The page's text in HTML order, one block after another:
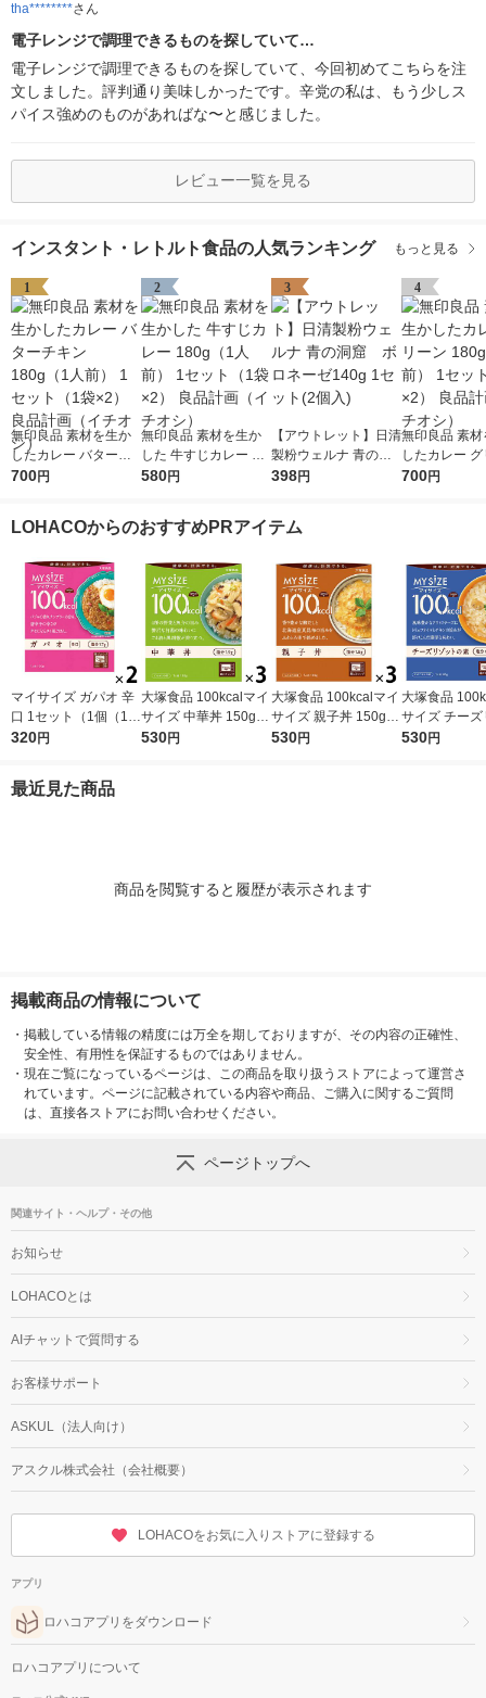
tha********さん
電子レンジで調理できるものを探していて…
電子レンジで調理できるものを探していて、今回初めてこちらを注
文しました。評判通り美味しかったです。辛党の私は、もう少しス
パイス強めのものがあればな〜と感じました。
レビュー一覧を見る
インスタント・レトルト食品の人気ランキング もっと見る
1
無印良品 素材を生か
したカレー バターチ
キン 180g（1人前） 1
700円
2
無印良品 素材を生か
した 牛すじカレー 18
0g（1人前） 1セット
580円
3
【アウトレット】日清
製粉ウェルナ 青の洞
窟 ボロネーゼ140g
398円
4
無印良品 素材
したカレー
180g（1人前
700円
LOHACOからのおすすめPRアイテム
マイサイズ ガパオ 辛
口 1セット（1個（10
0g）×2） 100kcal
320円
大塚食品 100kcalマイ
サイズ 中華丼 150g 3
個 カロリーコントロ
530円
大塚食品 100kcalマイ
サイズ 親子丼 150g 3
個 カロリーコントロ
530円
大塚食品
サイズ チーズ
トの素86g3個 カロリ
530円
最近見た商品
商品を閲覧すると履歴が表示されます
掲載商品の情報について
・ 掲載している情報の精度には万全を期しておりますが、その内容の正確性、
安全性、有用性を保証するものではありません。
・ 現在ご覧になっているページは、この商品を取り扱うストアによって運営さ
れています。ページに記載されている内容や商品、ご購入に関するご質問
は、直接各ストアにお問い合わせください。
ページトップへ
関連サイト・ヘルプ・その他
お知らせ
LOHACOとは
AIチャットで質問する
お客様サポート
ASKUL（法人向け）
アスクル株式会社（会社概要）
LOHACOをお気に入りストアに登録する
アプリ
ロハコアプリをダウンロード
ロハコアプリについて